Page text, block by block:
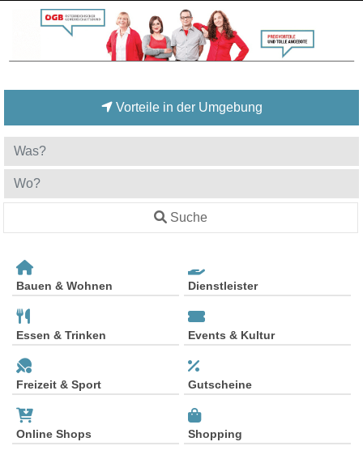
Vorteile in der Umgebung
Suche
Bauen & Wohnen Dienstleister
Essen & Trinken Events & Kultur
Freizeit & Sport Gutscheine
Online Shops Shopping